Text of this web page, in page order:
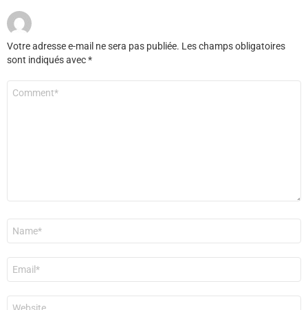
Votre adresse e-mail ne sera pas publiée. Les champs obligatoires
sont indiqués avec*
mail
*
Site